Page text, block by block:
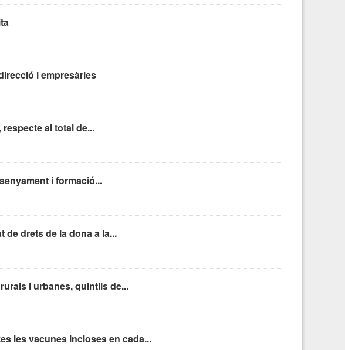
i empresàries
al total de...
i formació...
de drets de la dona a la...
i urbanes, quintils de...
les vacunes incloses en cada...